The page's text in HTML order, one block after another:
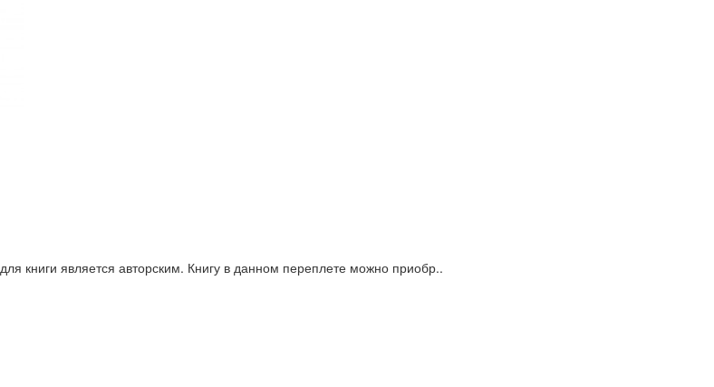
книги является авторским. Книгу в данном переплете можно приобр..